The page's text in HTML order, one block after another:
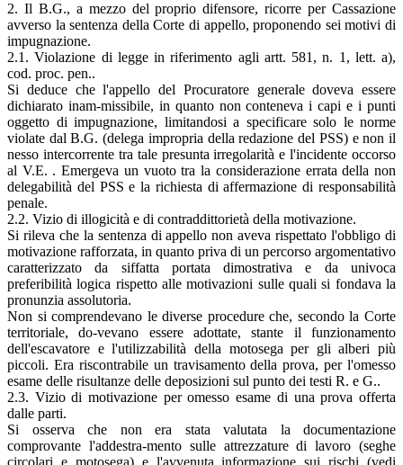
2. Il B.G., a mezzo del proprio difensore, ricorre per Cassazione
avverso la sentenza della Corte di appello, proponendo sei motivi di
impugnazione.
2.1. Violazione di legge in riferimento agli artt. 581, n. 1, lett. a),
cod. proc. pen..
Si deduce che l'appello del Procuratore generale doveva essere
dichiarato inam-missibile, in quanto non conteneva i capi e i punti
oggetto di impugnazione, limitandosi a specificare solo le norme
violate dal B.G. (delega impropria della redazione del PSS) e non il
nesso intercorrente tra tale presunta irregolarità e l'incidente occorso
al V.E. . Emergeva un vuoto tra la considerazione errata della non
delegabilità del PSS e la richiesta di affermazione di responsabilità
penale.
2.2. Vizio di illogicità e di contraddittorietà della motivazione.
Si rileva che la sentenza di appello non aveva rispettato l'obbligo di
motivazione rafforzata, in quanto priva di un percorso argomentativo
caratterizzato da siffatta portata dimostrativa e da univoca
preferibilità logica rispetto alle motivazioni sulle quali si fondava la
pronunzia assolutoria.
Non si comprendevano le diverse procedure che, secondo la Corte
territoriale, do-vevano essere adottate, stante il funzionamento
dell'escavatore e l'utilizzabilità della motosega per gli alberi più
piccoli. Era riscontrabile un travisamento della prova, per l'omesso
esame delle risultanze delle deposizioni sul punto dei testi R. e G..
2.3. Vizio di motivazione per omesso esame di una prova offerta
dalle parti.
Si osserva che non era stata valutata la documentazione
comprovante l'addestra-mento sulle attrezzature di lavoro (seghe
circolari e motosega) e l'avvenuta informazione sui rischi (vedi